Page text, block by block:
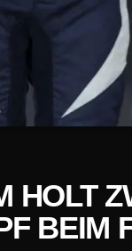
HOLT
BEIM